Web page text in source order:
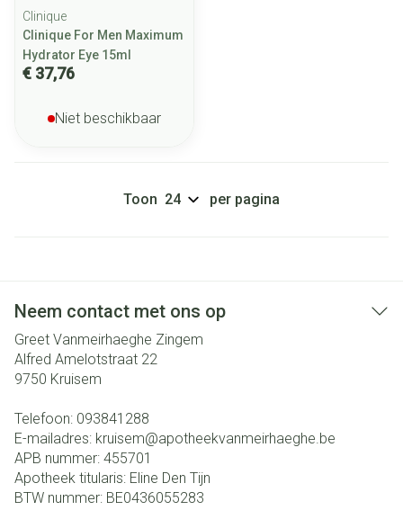
Clinique
Clinique For Men Maximum
Hydrator Eye 15ml
€ 37,76
Niet beschikbaar
Toon per pagina
Neem contact met ons op
Greet Vanmeirhaeghe Zingem
Alfred Amelotstraat 22
9750 Kruisem
Telefoon: 093841288
E-mailadres: kruisem@apotheekvanmeirhaeghe.be
APB nummer: 455701
Apotheek titularis: Eline Den Tijn
BTW nummer: BE0436055283